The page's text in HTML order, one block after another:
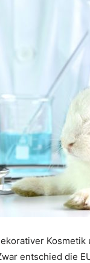
Kosmetik
entschied die